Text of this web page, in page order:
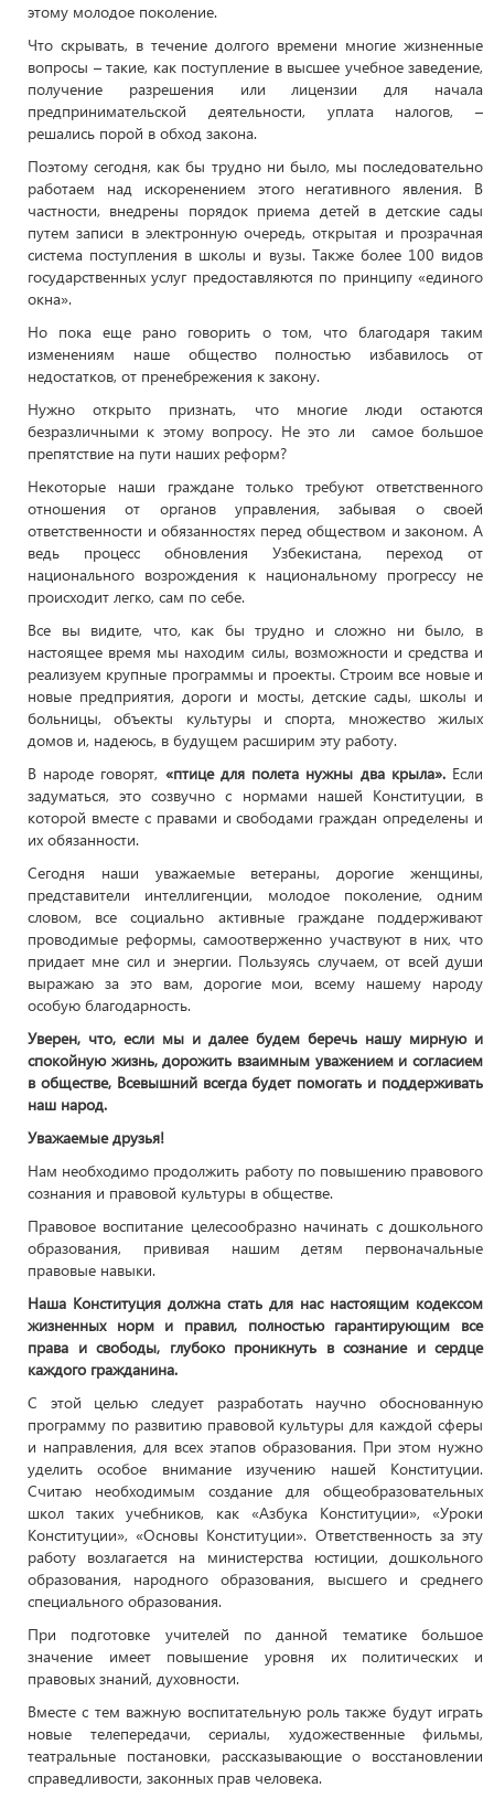
этому молодое поколение.
Что скрывать, в течение долгого времени многие жизненные
вопросы – такие, как поступление в высшее учебное заведение,
получение разрешения или лицензии для начала
предпринимательской деятельности, уплата налогов, –
решались порой в обход закона.
Поэтому сегодня, как бы трудно ни было, мы последовательно
работаем над искоренением этого негативного явления. В
частности, внедрены порядок приема детей в детские сады
путем записи в электронную очередь, открытая и прозрачная
система поступления в школы и вузы. Также более 100 видов
государственных услуг предоставляются по принципу «единого
окна».
Но пока еще рано говорить о том, что благодаря таким
изменениям наше общество полностью избавилось от
недостатков, от пренебрежения к закону.
Нужно открыто признать, что многие люди остаются
безразличными к этому вопросу. Не это ли самое большое
препятствие на пути наших реформ?
Некоторые наши граждане только требуют ответственного
отношения от органов управления, забывая о своей
ответственности и обязанностях перед обществом и законом. А
ведь процесс обновления Узбекистана, переход от
национального возрождения к национальному прогрессу не
происходит легко, сам по себе.
Все вы видите, что, как бы трудно и сложно ни было, в
настоящее время мы находим силы, возможности и средства и
реализуем крупные программы и проекты. Строим все новые и
новые предприятия, дороги и мосты, детские сады, школы и
больницы, объекты культуры и спорта, множество жилых
домов и, надеюсь, в будущем расширим эту работу.
В народе говорят, «птице для полета нужны два крыла».Если
задуматься, это созвучно с нормами нашей Конституции, в
которой вместе с правами и свободами граждан определены и
их обязанности.
Сегодня наши уважаемые ветераны, дорогие женщины,
представители интеллигенции, молодое поколение, одним
словом, все социально активные граждане поддерживают
проводимые реформы, самоотверженно участвуют в них, что
придает мне сил и энергии. Пользуясь случаем, от всей души
выражаю за это вам, дорогие мои, всему нашему народу
особую благодарность.
Уверен, что, если мы и далее будем беречь нашу мирную и
спокойную жизнь, дорожить взаимным уважением и согласием
в обществе, Всевышний всегда будет помогать и поддерживать
наш народ.
Уважаемые друзья!
Нам необходимо продолжить работу по повышению правового
сознания и правовой культуры в обществе.
Правовое воспитание целесообразно начинать с дошкольного
образования, прививая нашим детям первоначальные
правовые навыки.
Наша Конституция должна стать для нас настоящим кодексом
жизненных норм и правил, полностью гарантирующим все
права и свободы, глубоко проникнуть в сознание и сердце
каждого гражданина.
С этой целью следует разработать научно обоснованную
программу по развитию правовой культуры для каждой сферы
и направления, для всех этапов образования. При этом нужно
уделить особое внимание изучению нашей Конституции.
Считаю необходимым создание для общеобразовательных
школ таких учебников, как «Азбука Конституции», «Уроки
Конституции», «Основы Конституции». Ответственность за эту
работу возлагается на министерства юстиции, дошкольного
образования, народного образования, высшего и среднего
специального образования.
При подготовке учителей по данной тематике большое
значение имеет повышение уровня их политических и
правовых знаний, духовности.
Вместе с тем важную воспитательную роль также будут играть
новые телепередачи, сериалы, художественные фильмы,
театральные постановки, рассказывающие о восстановлении
справедливости, законных прав человека.